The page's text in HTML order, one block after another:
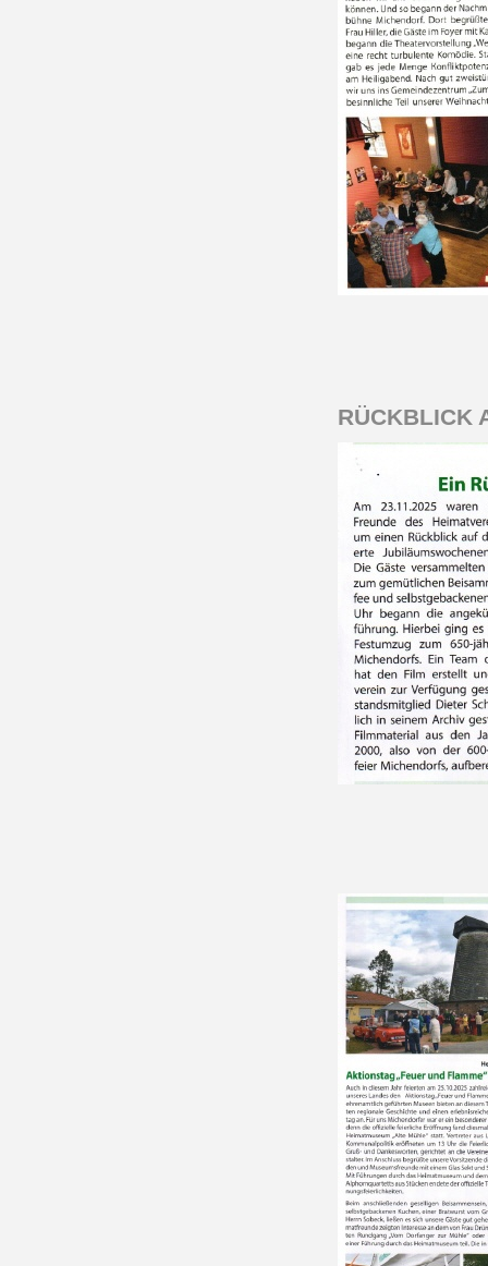
RÜCKBLICK